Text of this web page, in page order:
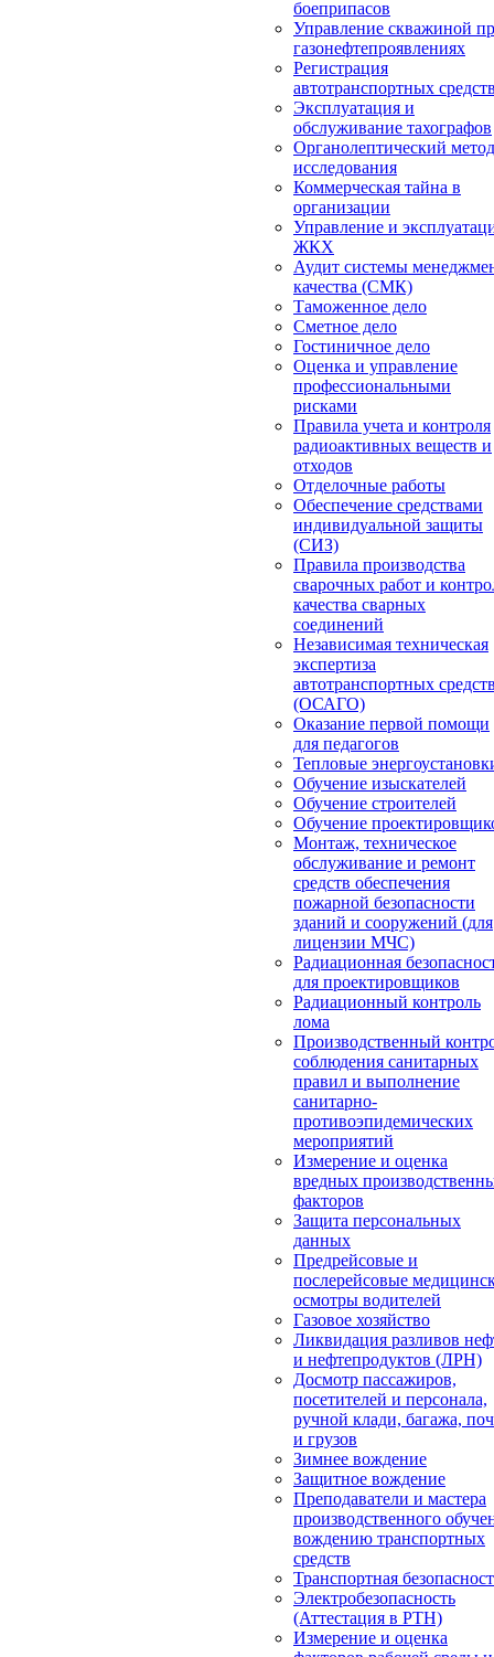
боеприпасов
Управление скважиной
газонефтепроявлениях
Регистрация
автотранспортных
Эксплуатация и
обслуживание тахографов
Органолептический метод
исследования
Коммерческая тайна в
организации
Управление и
ЖКХ
Аудит системы
качества (СМК)
Таможенное дело
Сметное дело
Гостиничное дело
Оценка и управление
профессиональными
рисками
Правила учета и контроля
радиоактивных веществ и
отходов
Отделочные работы
Обеспечение средствами
индивидуальной защиты
(СИЗ)
Правила производства
сварочных работ и
качества сварных
соединений
Независимая техническая
экспертиза
автотранспортных
(ОСАГО)
Оказание первой помощи
для педагогов
Тепловые
Обучение изыскателей
Обучение строителей
Обучение
Монтаж, техническое
обслуживание и ремонт
средств обеспечения
пожарной безопасности
зданий и сооружений (для
лицензии МЧС)
Радиационная
для проектировщиков
Радиационный контроль
лома
Производственный
соблюдения санитарных
правил и выполнение
санитарно-
противоэпидемических
мероприятий
Измерение и оценка
вредных
факторов
Защита персональных
данных
Предрейсовые и
послерейсовые
осмотры водителей
Газовое хозяйство
Ликвидация разливов
и нефтепродуктов (ЛРН)
Досмотр пассажиров,
посетителей и персонала,
ручной клади, багажа,
и грузов
Зимнее вождение
Защитное вождение
Преподаватели и мастера
производственного
вождению транспортных
средств
Транспортная
Электробезопасность
(Аттестация в РТН)
Измерение и оценка